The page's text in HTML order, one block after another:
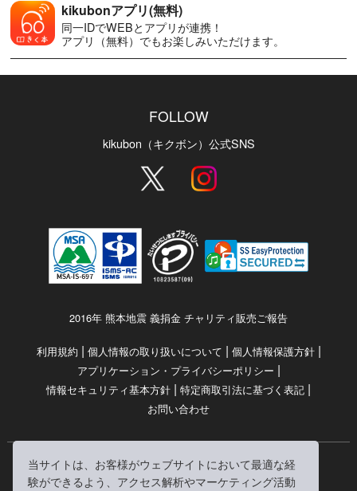
当サイトは、お客様がウェブサイトにおいて最適な経
験ができるよう、アクセス解析やマーケティング活動
kikubonアプリ(無料)
同一IDでWEBとアプリが連携！
アプリ（無料）でもお楽しみいただけます。
FOLLOW
kikubon（キクボン）公式SNS
2016年 熊本地震 義捐金 チャリティ販売ご報告
利用規約 | 個人情報の取り扱いについて | 個人情報保護方針|
アプリケーション・プライバシーポリシー |
情報セキュリティ基本方針 | 特定商取引法に基づく表記 |
お問い合わせ
© RRJ Inc.